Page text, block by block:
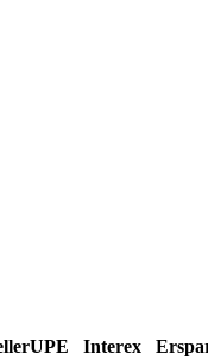
UPE Interex